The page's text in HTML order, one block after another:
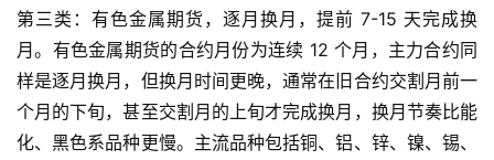
第三类：有色金属期货，逐月换月，提前 7-15 天完成换
月。有色金属期货的合约月份为连续 12 个月，主力合约同
样是逐月换月，但换月时间更晚，通常在旧合约交割月前一
个月的下旬，甚至交割月的上旬才完成换月，换月节奏比能
化、黑色系品种更慢。主流品种包括铜、铝、锌、镍、锡、